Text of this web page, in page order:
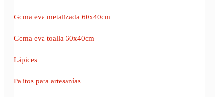
Goma eva metalizada 60x40cm
Goma eva toalla 60x40cm
Lápices
Palitos para artesanías